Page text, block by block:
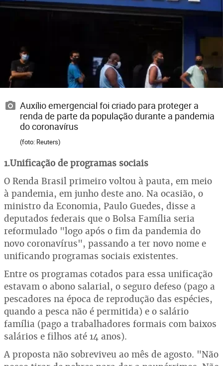
Auxílio emergencial foi criado para proteger a
renda de parte da população durante a pandemia
do coronavírus
(foto: Reuters)
1.Unificação de programas sociais
O Renda Brasil primeiro voltou à pauta, em meio
à pandemia, em junho deste ano. Na ocasião, o
ministro da Economia, Paulo Guedes, disse a
deputados federais que o Bolsa Família seria
reformulado "logo após o fim da pandemia do
novo coronavírus", passando a ter novo nome e
unificando programas sociais existentes.
Entre os programas cotados para essa unificação
estavam o abono salarial, o seguro defeso (pago a
pescadores na época de reprodução das espécies,
quando a pesca não é permitida) e o salário
família (pago a trabalhadores formais com baixos
salários e filhos até 14 anos).
A proposta não sobreviveu ao mês de agosto. "Não